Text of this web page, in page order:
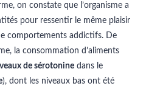
on constate que l’organisme a
pour ressentir le même plaisir
comportements addictifs. De
la consommation d’aliments
de sérotonine dans le
), dont les niveaux bas ont été